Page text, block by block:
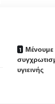
Μένουμε
υγιεινής